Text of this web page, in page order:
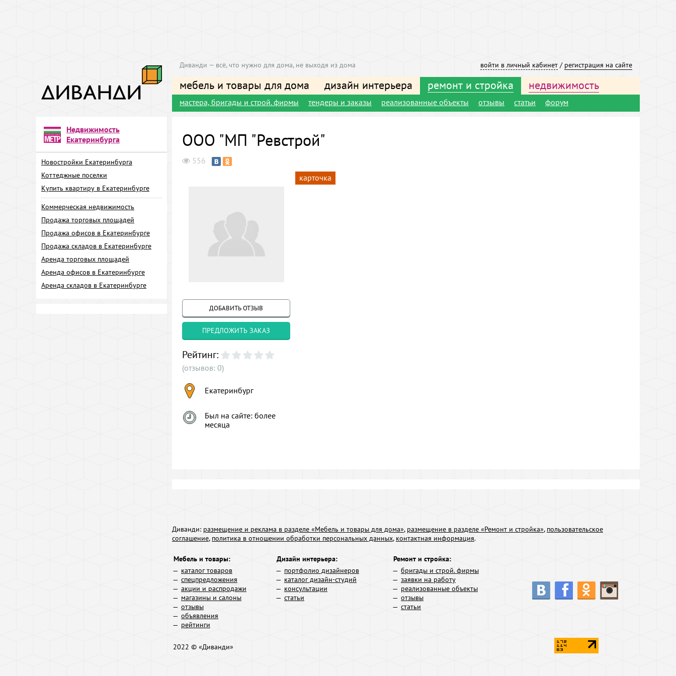
войти в личный кабинет / регистрация на сайте
Диванди — всё, что нужно для дома, не выходя из дома
мебель и товары для дома дизайн интерьера ремонт и стройка недвижимость
мастера, бригады и строй. фирмы тендеры и заказы реализованные объекты отзывы статьи форум
Недвижимость
Екатеринбурга
Новостройки Екатеринбурга
Коттеджные поселки
Купить квартиру в Екатеринбурге
Коммерческая недвижимость
Продажа торговых площадей
Продажа офисов в Екатеринбурге
Продажа складов в Екатеринбурге
Аренда торговых площадей
Аренда офисов в Екатеринбурге
Аренда складов в Екатеринбурге
ООО "МП "Ревстрой"
556
ДОБАВИТЬ ОТЗЫВ
ПРЕДЛОЖИТЬ ЗАКАЗ
Рейтинг:
(отзывов: 0)
Екатеринбург
Был на сайте: более
месяца
карточка
Диванди: размещение и реклама в разделе «Мебель и товары для дома», размещение в разделе «Ремонт и стройка», пользовательское
соглашение, политика в отношении обработки персональных данных, контактная информация.
Мебель и товары:
каталог товаров
спецпредложения
акции и распродажи
магазины и салоны
отзывы
объявления
рейтинги
Дизайн интерьера:
портфолио дизайнеров
каталог дизайн-студий
консультации
статьи
Ремонт и стройка:
бригады и строй. фирмы
заявки на работу
реализованные объекты
отзывы
статьи
2022 © «Диванди»